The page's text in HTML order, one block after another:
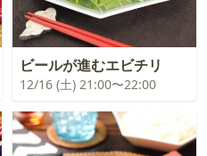
ビールが進むエビチリ
12/16 (土) 21:00〜22:00